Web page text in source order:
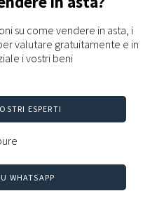
su come vendere in asta, i
valutare gratuitamente e in
i vostri beni
ESPERTI
WHATSAPP